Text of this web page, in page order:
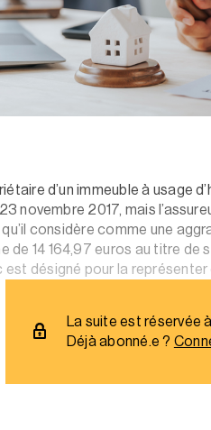
d’un immeuble à usage
novembre 2017, mais
considère comme une
de 14 164,97 euros au titre
désigné pour la représenter
La suite est réservée
Déjà abonné.e ?